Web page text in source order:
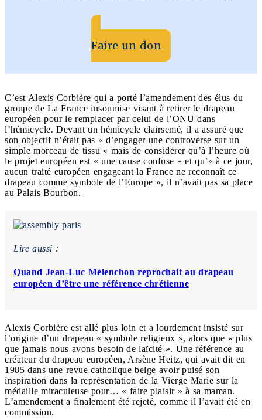
Faire un don
C’est Alexis Corbière qui a porté l’amendement des élus du
groupe de La France insoumise visant à retirer le drapeau
européen pour le remplacer par celui de l’ONU dans
l’hémicycle. Devant un hémicycle clairsemé, il a assuré que
son objectif n’était pas « d’engager une controverse sur un
simple morceau de tissu » mais de considérer qu’à l’heure où
le projet européen est « une cause confuse » et qu’« à ce jour,
aucun traité européen engageant la France ne reconnaît ce
drapeau comme symbole de l’Europe », il n’avait pas sa place
au Palais Bourbon.
Lire aussi :
Quand Jean-Luc Mélenchon reprochait au drapeau
européen d’être une référence chrétienne
Alexis Corbière est allé plus loin et a lourdement insisté sur
l’origine d’un drapeau « symbole religieux », alors que « plus
que jamais nous avons besoin de laïcité ». Une référence au
créateur du drapeau européen, Arsène Heitz, qui avait dit en
1985 dans une revue catholique belge avoir puisé son
inspiration dans la représentation de la Vierge Marie sur la
médaille miraculeuse pour… « faire plaisir » à sa maman.
L’amendement a finalement été rejeté, comme il l’avait été en
commission.